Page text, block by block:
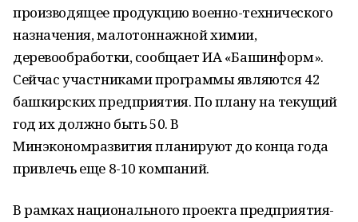
производящее продукцию военно-технического
назначения, малотоннажной химии,
деревообработки, сообщает ИА «Башинформ».
Сейчас участниками программы являются 42
башкирских предприятия. По плану на текущий
год их должно быть 50. В
Минэкономразвития планируют до конца года
привлечь еще 8-10 компаний.
В рамках национального проекта предприятия-